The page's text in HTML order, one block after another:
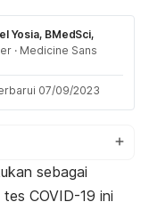
Yosia, BMedSci,
· Medicine Sans
07/09/2023
sebagai
tes COVID-19 ini